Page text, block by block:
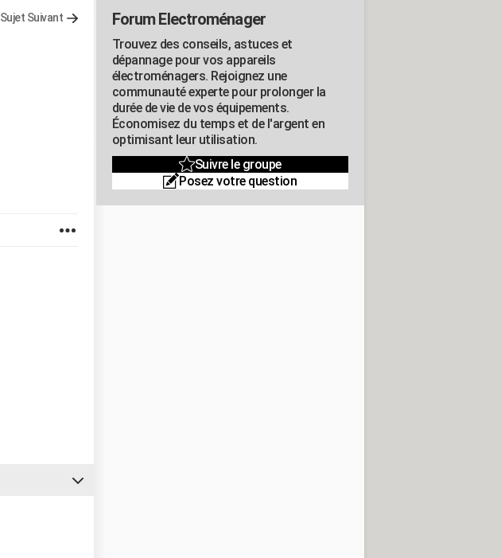
Sujet Suivant Forum Electroménager
Trouvez des conseils, astuces et
dépannage pour vos appareils
électroménagers. Rejoignez une
communauté experte pour prolonger la
durée de vie de vos équipements.
Économisez du temps et de l'argent en
optimisant leur utilisation.
Suivre le groupe
Posez votre question